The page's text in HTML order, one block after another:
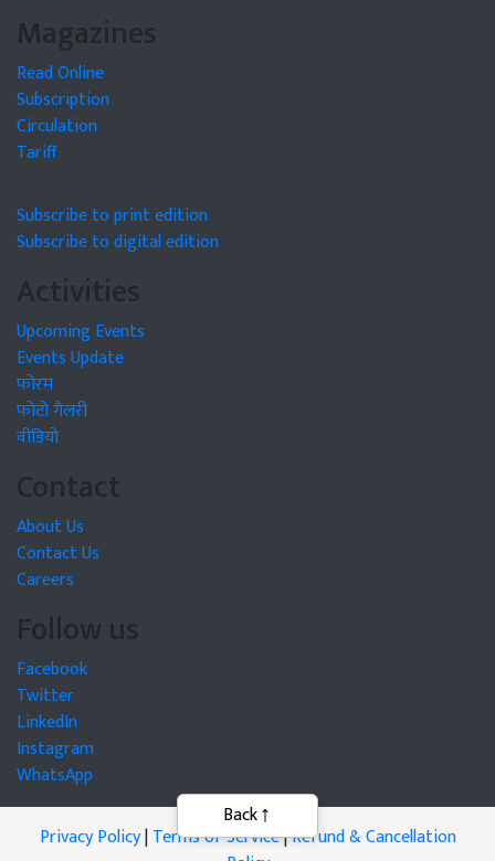
Magazines
Read Online
Subscription
Circulation
Tariff
Subscribe to print edition
Subscribe to digital edition
Activities
Upcoming Events
Events Update
फोरम
फोटो गैलरी
वीडियो
Contact
About Us
Contact Us
Careers
Follow us
Facebook
Twitter
LinkedIn
Instagram
WhatsApp
Privacy Policy|Terms of Service|Refund & Cancellation